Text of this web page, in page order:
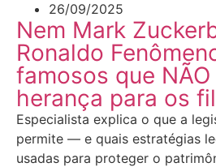
26/09/2025
Nem Mark
Ronaldo
famosos que
herança para os
Especialista explica o que a
permite — e quais estratégias
usadas para proteger o